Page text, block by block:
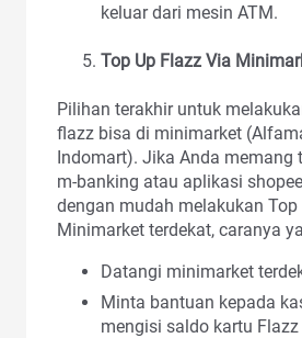
keluar dari mesin ATM.
Top Up Flazz Via
Pilihan terakhir untuk
flazz bisa di minimarket
Indomart). Jika Anda memang
m-banking atau aplikasi
dengan mudah melakukan Top
Minimarket terdekat, caranya
Datangi minimarket
Minta bantuan kepada
mengisi saldo kartu Flazz